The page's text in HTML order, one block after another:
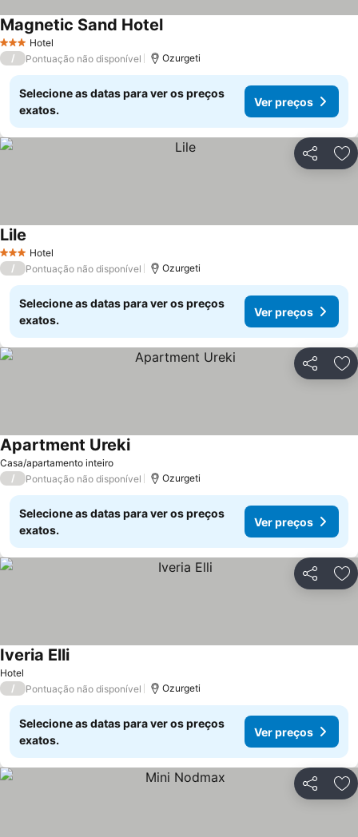
3 EstrelasHotel
Magnetic Sand Hotel
/ Pontuação não disponível Ozurgeti
Selecione as datas para ver os preços
exatos.
Ver preços
Partilhar
3 EstrelasHotel
Lile
/ Pontuação não disponível Ozurgeti
Selecione as datas para ver os preços
exatos.
Ver preços
Partilhar
Casa/apartamento inteiro
Apartment Ureki
/ Pontuação não disponível Ozurgeti
Selecione as datas para ver os preços
exatos.
Ver preços
Partilhar
Hotel
Iveria Elli
/ Pontuação não disponível Ozurgeti
Selecione as datas para ver os preços
exatos.
Ver preços
Partilhar